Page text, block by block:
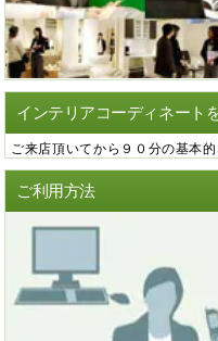
インテリアコーディネート
ご来店頂いてから９０分の基本
ご利用方法